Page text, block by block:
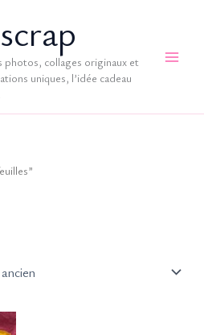
photos, collages originaux et
uniques, l’idée cadeau